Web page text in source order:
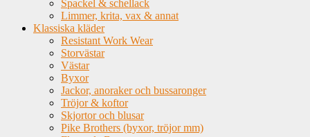
Spackel & schellack
Limmer, krita, vax & annat
Klassiska kläder
Resistant Work Wear
Storvästar
Västar
Byxor
Jackor, anoraker och bussaronger
Tröjor & koftor
Skjortor och blusar
Pike Brothers (byxor, tröjor mm)